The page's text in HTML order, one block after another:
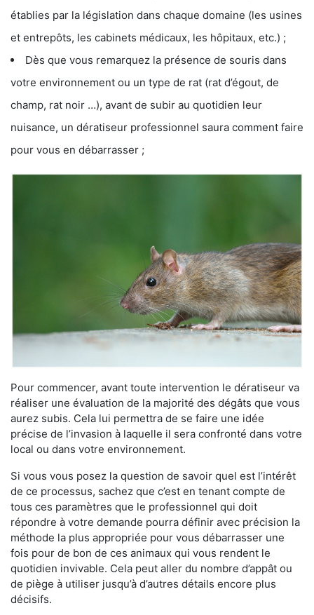
établies par la législation dans chaque domaine (les usines
et entrepôts, les cabinets médicaux, les hôpitaux, etc.) ;
Dès que vous remarquez la présence de souris dans
votre environnement ou un type de rat (rat d’égout, de
champ, rat noir …), avant de subir au quotidien leur
nuisance, un dératiseur professionnel saura comment faire
pour vous en débarrasser ;
Pour commencer, avant toute intervention le dératiseur va
réaliser une évaluation de la majorité des dégâts que vous
aurez subis. Cela lui permettra de se faire une idée
précise de l’invasion à laquelle il sera confronté dans votre
local ou dans votre environnement.
Si vous vous posez la question de savoir quel est l’intérêt
de ce processus, sachez que c’est en tenant compte de
tous ces paramètres que le professionnel qui doit
répondre à votre demande pourra définir avec précision la
méthode la plus appropriée pour vous débarrasser une
fois pour de bon de ces animaux qui vous rendent le
quotidien invivable. Cela peut aller du nombre d’appât ou
de piège à utiliser jusqu’à d’autres détails encore plus
décisifs.